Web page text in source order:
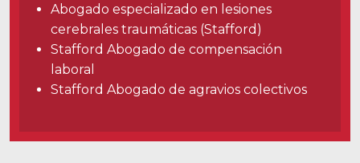
Abogado especializado en lesiones
cerebrales traumáticas (Stafford)
Stafford Abogado de compensación
laboral
Stafford Abogado de agravios colectivos